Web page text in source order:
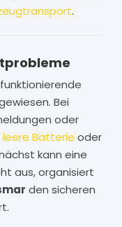
.
Bei
oder
leere Batterie oder
kann eine
aus, organisiert
den sicheren